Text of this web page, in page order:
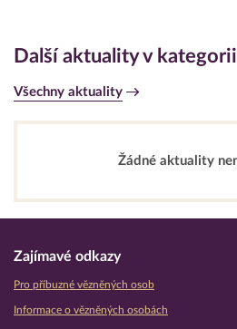
Další aktuality v kategorii
Všechny aktuality
Žádné aktuality
Zajímavé odkazy
Pro příbuzné vězněných osob
Informace o vězněných osobách